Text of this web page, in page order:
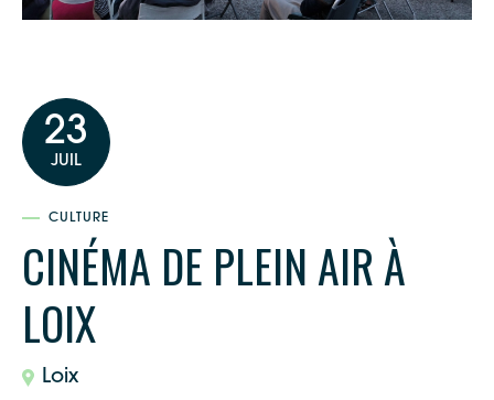
23
JUIL
CULTURE
CINÉMA DE PLEIN AIR À
LOIX
Loix